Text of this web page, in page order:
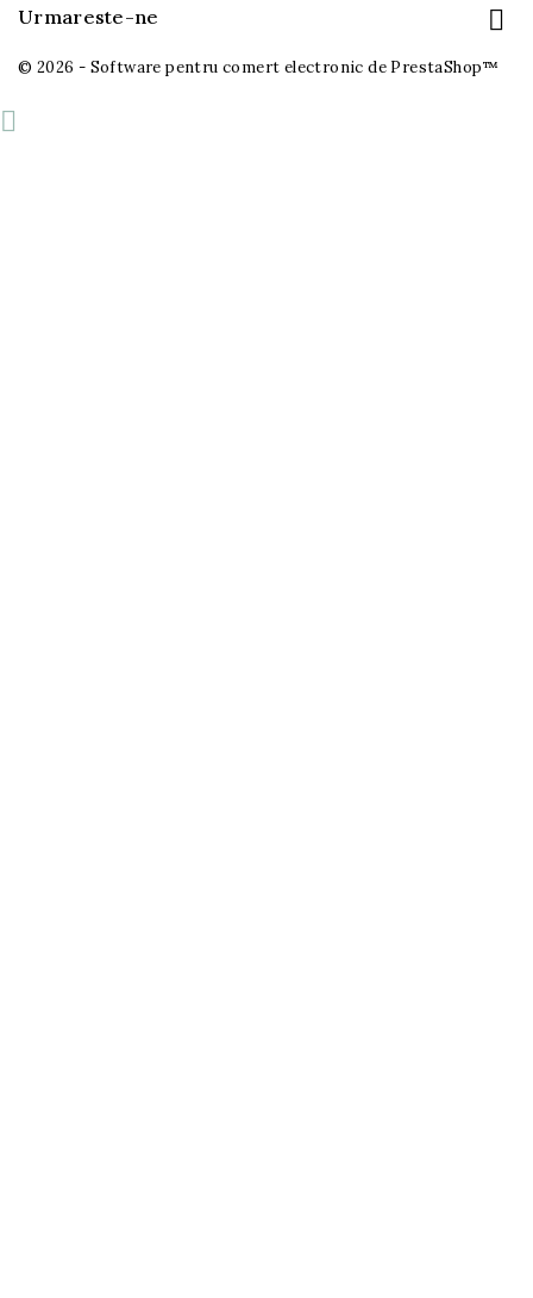
Urmareste-ne 
© 2026 - Software pentru comert electronic de PrestaShop™
